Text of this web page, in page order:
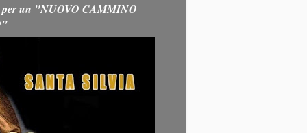
per un "NUOVO CAMMINO